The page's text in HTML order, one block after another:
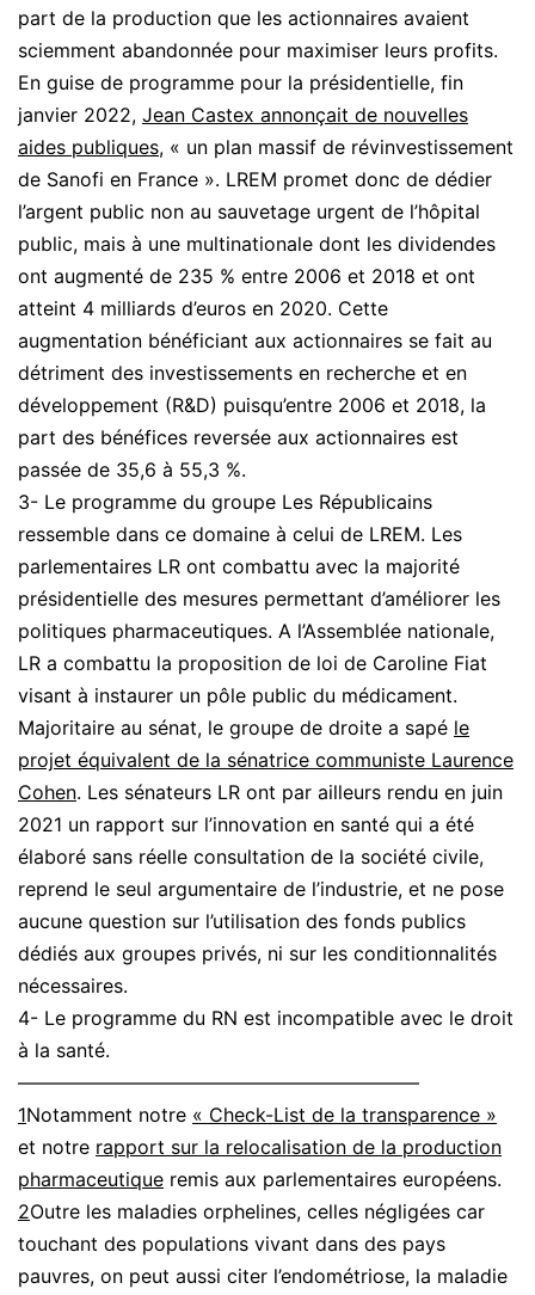
part de la production que les actionnaires avaient
sciemment abandonnée pour maximiser leurs profits.
En guise de programme pour la présidentielle, fin
janvier 2022, Jean Castex annonçait de nouvelles
aides publiques, « un plan massif de révinvestissement
de Sanofi en France ». LREM promet donc de dédier
l’argent public non au sauvetage urgent de l’hôpital
public, mais à une multinationale dont les dividendes
ont augmenté de 235 % entre 2006 et 2018 et ont
atteint 4 milliards d’euros en 2020. Cette
augmentation bénéficiant aux actionnaires se fait au
détriment des investissements en recherche et en
développement (R&D) puisqu’entre 2006 et 2018, la
part des bénéfices reversée aux actionnaires est
passée de 35,6 à 55,3 %.
3- Le programme du groupe Les Républicains
ressemble dans ce domaine à celui de LREM. Les
parlementaires LR ont combattu avec la majorité
présidentielle des mesures permettant d’améliorer les
politiques pharmaceutiques. A l’Assemblée nationale,
LR a combattu la proposition de loi de Caroline Fiat
visant à instaurer un pôle public du médicament.
Majoritaire au sénat, le groupe de droite a sapé le
projet équivalent de la sénatrice communiste Laurence
Cohen. Les sénateurs LR ont par ailleurs rendu en juin
2021 un rapport sur l’innovation en santé qui a été
élaboré sans réelle consultation de la société civile,
reprend le seul argumentaire de l’industrie, et ne pose
aucune question sur l’utilisation des fonds publics
dédiés aux groupes privés, ni sur les conditionnalités
nécessaires.
4- Le programme du RN est incompatible avec le droit
à la santé.
—————————————————————
1Notamment notre « Check-List de la transparence »
et notre rapport sur la relocalisation de la production
pharmaceutique remis aux parlementaires européens.
2Outre les maladies orphelines, celles négligées car
touchant des populations vivant dans des pays
pauvres, on peut aussi citer l’endométriose, la maladie